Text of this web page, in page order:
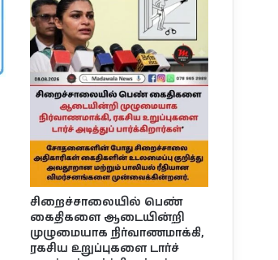
சிறைச்சாலையில் பெண்
கைதிகளை ஆடையின்றி
முழுமையாக நிர்வாணமாக்கி,
ரகசிய உறுப்புகளை டார்ச்